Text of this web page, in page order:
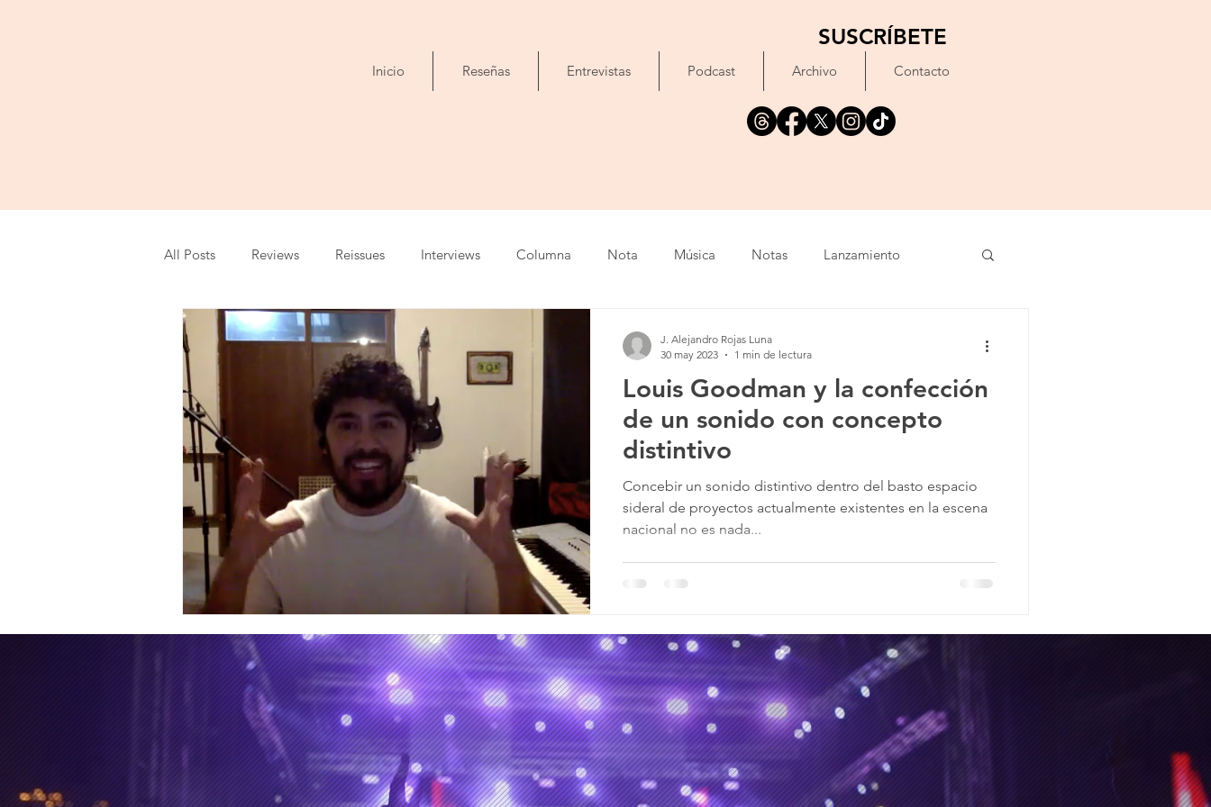
SUSCRÍBETE
Inicio Reseñas Entrevistas Podcast Archivo Contacto
All Posts Reviews Reissues Interviews Columna Nota Música Notas Lanzamiento
Series Entrevista Show
Festival Cobertura Playlist Evento Cómic Canción Fallecimiento IA
Erótico Documental Anime
Louis Goodman y la confección
de un sonido con concepto
distintivo
Concebir un sonido distintivo dentro del basto espacio
sideral de proyectos actualmente existentes en la escena
nacional no es nada...
J. Alejandro Rojas Luna
30 may 2023
1 min de lectura